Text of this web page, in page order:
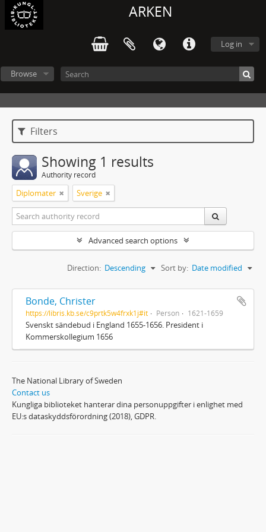
ARKEN
Log in
Browse
Filters
Showing 1 results
Authority record
Diplomater Sverige
Advanced search options
Sort by: Date modified
Direction: Descending
Bonde, Christer
https://libris.kb.se/c9prtk5w4frxk1j#it Person 1621-1659
Svenskt sändebud i England 1655-1656. President i
Kommerskollegium 1656
The National Library of Sweden
Contact us
Kungliga biblioteket hanterar dina personuppgifter i enlighet med
EU:s dataskyddsförordning (2018), GDPR.